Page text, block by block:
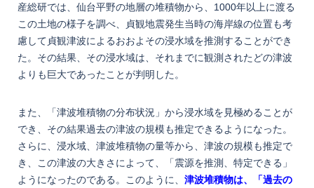
産総研では、仙台平野の地層の堆積物から、1000年以上に渡る
この土地の様子を調べ、貞観地震発生当時の海岸線の位置も考
慮して貞観津波によるおおよその浸水域を推測することができ
た。その結果、その浸水域は、それまでに観測されたどの津波
よりも巨大であったことが判明した。
また、「津波堆積物の分布状況」から浸水域を見極めることが
でき、その結果過去の津波の規模も推定できるようになった。
さらに、浸水域、津波堆積物の量等から、津波の規模も推定で
き、この津波の大きさによって、「震源を推測、特定できる」
ようになったのである。このように、 津波堆積物は、「過去の